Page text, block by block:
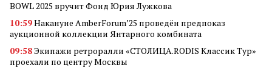
BOWL 2025 вручит Фонд Юрия Лужкова
10:59Накануне AmberForum’25 проведён предпоказ
аукционной коллекции Янтарного комбината
09:58Экипажи ретроралли «СТОЛИЦА.RODIS Классик Тур»
проехали по центру Москвы